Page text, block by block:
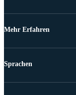
Mehr Erfahren
Sprachen